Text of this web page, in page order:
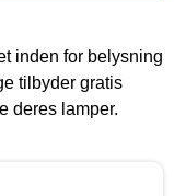
inden for belysning
tilbyder gratis
deres lamper.